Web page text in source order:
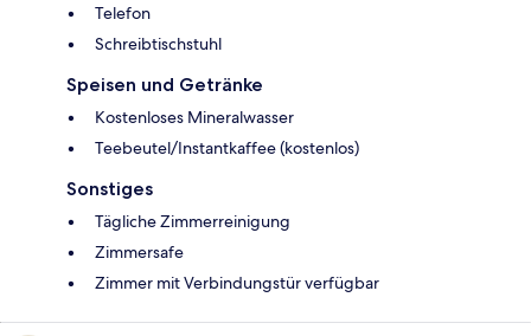
Telefon
Schreibtischstuhl
Speisen und Getränke
Kostenloses Mineralwasser
Teebeutel/Instantkaffee (kostenlos)
Sonstiges
Tägliche Zimmerreinigung
Zimmersafe
Zimmer mit Verbindungstür verfügbar